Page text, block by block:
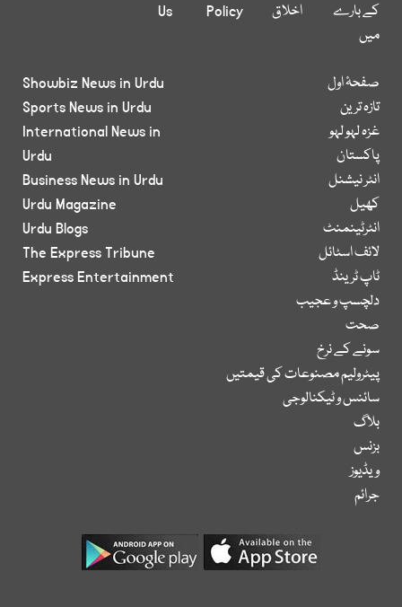
کے بارے
میں
اخلاق
Policy
Us
صفحۂ اول
تازہ ترین
غزہ لہو لہو
پاکستان
انٹر نیشنل
کھیل
انٹرٹینمنٹ
لائف اسٹائل
ٹاپ ٹرینڈ
دلچسپ و عجیب
صحت
سونے کے نرخ
پیٹرولیم مصنوعات کی قیمتیں
سائنس و ٹیکنالوجی
بلاگ
بزنس
ویڈیوز
جرائم
Showbiz News in Urdu
Sports News in Urdu
International News in
Urdu
Business News in Urdu
Urdu Magazine
Urdu Blogs
The Express Tribune
Express Entertainment